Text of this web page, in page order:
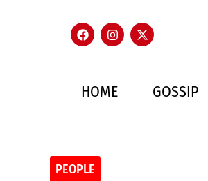
HOME GOSSIP
PEOPLE